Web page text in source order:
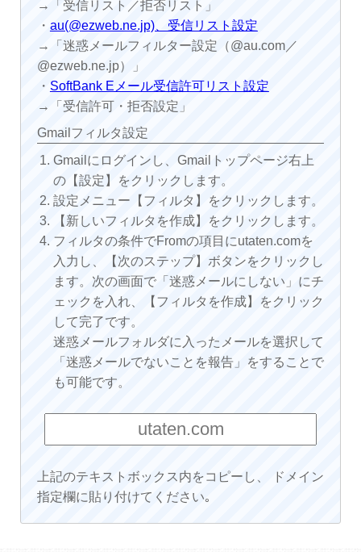
→「受信リスト／拒否リスト」
・ au(@ezweb.ne.jp)、受信リスト設定
→「迷惑メールフィルター設定（@au.com／
@ezweb.ne.jp）」
・ SoftBank Eメール受信許可リスト設定
→「受信許可・拒否設定」
Gmailフィルタ設定
Gmailにログインし、Gmailトップページ右上
の【設定】をクリックします。
設定メニュー【フィルタ】をクリックします。
【新しいフィルタを作成】をクリックします。
フィルタの条件でFromの項目にutaten.comを
入力し、【次のステップ】ボタンをクリックし
ます。次の画面で「迷惑メールにしない」にチ
ェックを入れ、【フィルタを作成】をクリック
して完了です。
迷惑メールフォルダに入ったメールを選択して
「迷惑メールでないことを報告」をすることで
も可能です。
上記のテキストボックス内をコピーし、 ドメイン
指定欄に貼り付けてください｡